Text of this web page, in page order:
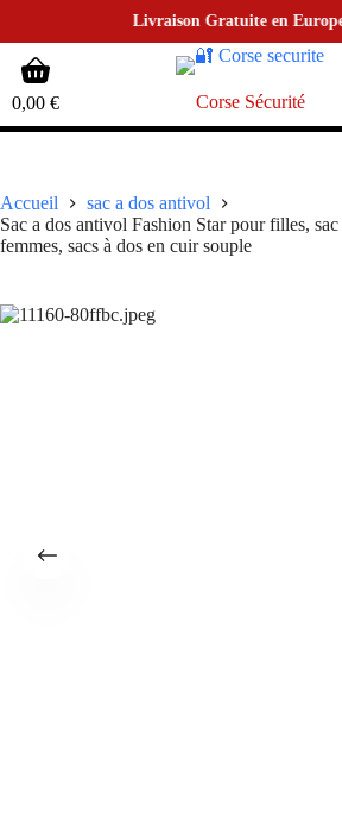
Livraison Gratuite en Europe
contenu
Panier
d’achat
0,00 € Corse Sécurité
Accueil
sac a dos antivol
Sac a dos antivol Fashion Star pour filles,
femmes, sacs à dos en cuir souple